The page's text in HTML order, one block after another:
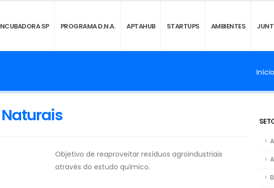
SP PROGRAMA D.N.A. APTAHUB STARTUPS AMBIENTES
Início
Naturais
Objetivo de reaproveitar resíduos agroindustriais
através do estudo químico.